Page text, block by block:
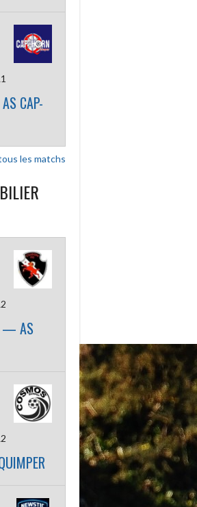
CAP-
les matchs
— AS